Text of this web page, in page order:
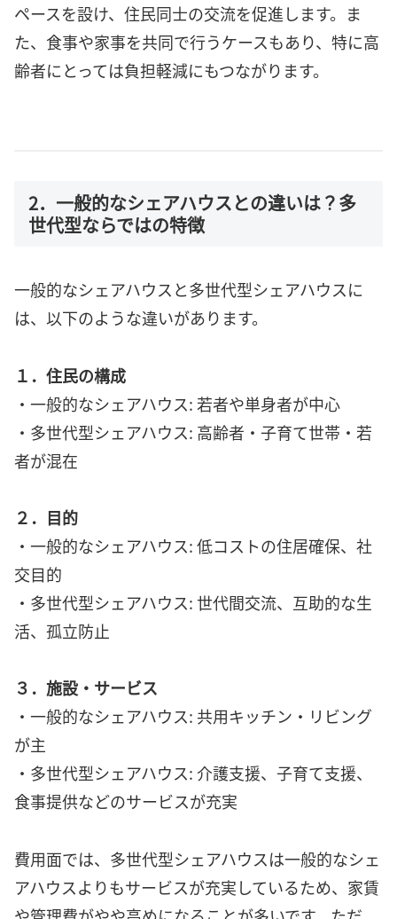
ペースを設け、住民同士の交流を促進します。ま
た、食事や家事を共同で行うケースもあり、特に高
齢者にとっては負担軽減にもつながります。
2．一般的なシェアハウスとの違いは？多
世代型ならではの特徴
一般的なシェアハウスと多世代型シェアハウスに
は、以下のような違いがあります。
１．住民の構成
・一般的なシェアハウス: 若者や単身者が中心
・多世代型シェアハウス: 高齢者・子育て世帯・若
者が混在
２．目的
・一般的なシェアハウス: 低コストの住居確保、社
交目的
・多世代型シェアハウス: 世代間交流、互助的な生
活、孤立防止
３．施設・サービス
・一般的なシェアハウス: 共用キッチン・リビング
が主
・多世代型シェアハウス: 介護支援、子育て支援、
食事提供などのサービスが充実
費用面では、多世代型シェアハウスは一般的なシェ
アハウスよりもサービスが充実しているため、家賃